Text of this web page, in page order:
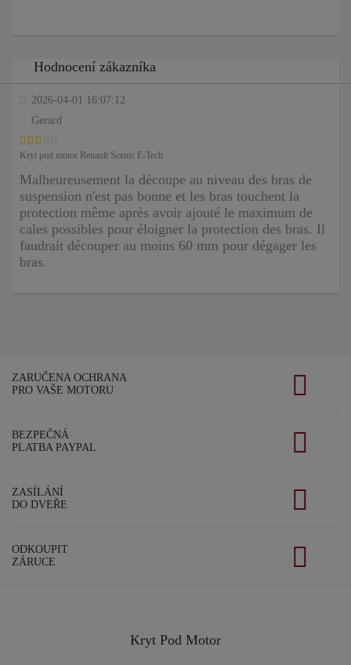
Hodnocení zákazníka
2026-04-01 16:07:12
Gerard
Kryt pod motor Renault Scenic E-Tech
Malheureusement la découpe au niveau des bras de
suspension n'est pas bonne et les bras touchent la
protection même après avoir ajouté le maximum de
cales possibles pour éloigner la protection des bras. Il
faudrait découper au moins 60 mm pour dégager les
bras.
ZARUČENA OCHRANA
PRO VAŠE MOTORU
BEZPEČNÁ
PLATBA PAYPAL
ZASÍLÁNÍ
DO DVEŘE
ODKOUPIT
ZÁRUCE
Kryt Pod Motor